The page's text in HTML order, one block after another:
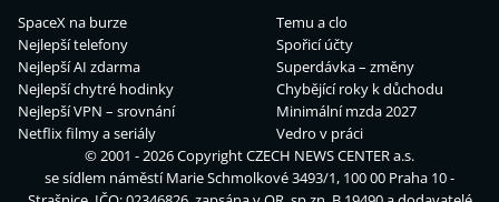
SpaceX na burze
Nejlepší telefony
Nejlepší AI zdarma
Nejlepší chytré hodinky
Nejlepší VPN – srovnání
Netflix filmy a seriály
Temu a clo
Spořicí účty
Superdávka – změny
Chybějící roky k důchodu
Minimální mzda 2027
Vedro v práci
© 2001 - 2026 CopyrightCZECH NEWS CENTER a.s.
se sídlem náměstí Marie Schmolkové 3493/1, 100 00 Praha 10 -